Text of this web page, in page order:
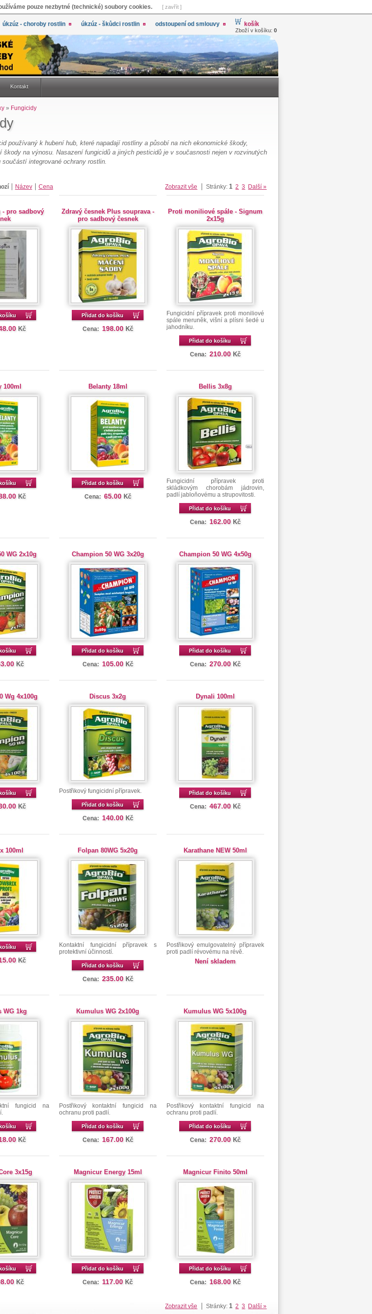
pouze nezbytné (technické) soubory cookies. [ zavřít ]
úkzúz - choroby rostlin úkzúz - škůdci rostlin odstoupení od smlouvy košík
Zboží v košíku: 0
Kontakt
» Fungicidy
používaný k hubení hub, které napadají rostliny a působí na nich ekonomické škody,
škody na výnosu. Nasazení fungicidů a jiných pesticidů je v současnosti nejen v rozvinutých
integrované ochrany rostlin.
Název Cena Zobrazit vše Stránky: 1 2 3 Další »
- pro sadbový
Kč
Zdravý česnek Plus souprava -
pro sadbový česnek
Přidat do košíku
Cena: 198.00 Kč
Proti moniliové spále - Signum
2x15g
Fungicidní přípravek proti moniliové
spále meruněk, višní a plísni šedé u
jahodníku.
Přidat do košíku
Cena: 210.00 Kč
100ml
Kč
Belanty 18ml
Přidat do košíku
Cena: 65.00 Kč
Bellis 3x8g
Fungicidní přípravek proti
skládkovým chorobám jádrovin,
padlí jabloňovému a strupovitosti.
Přidat do košíku
Cena: 162.00 Kč
WG 2x10g
Kč
Champion 50 WG 3x20g
Přidat do košíku
Cena: 105.00 Kč
Champion 50 WG 4x50g
Přidat do košíku
Cena: 270.00 Kč
Wg 4x100g
Kč
Discus 3x2g
Postřikový fungicidní přípravek.
Přidat do košíku
Cena: 140.00 Kč
Dynali 100ml
Přidat do košíku
Cena: 467.00 Kč
100ml
Kč
Folpan 80WG 5x20g
Kontaktní fungicidní přípravek s
protektivní účinností.
Přidat do košíku
Cena: 235.00 Kč
Karathane NEW 50ml
Postřikový emulgovatelný přípravek
proti padlí révovému na révě.
Není skladem
WG 1kg
fungicid na
Kč
Kumulus WG 2x100g
Postřikový kontaktní fungicid na
ochranu proti padlí.
Přidat do košíku
Cena: 167.00 Kč
Kumulus WG 5x100g
Postřikový kontaktní fungicid na
ochranu proti padlí.
Přidat do košíku
Cena: 270.00 Kč
3x15g
Kč
Magnicur Energy 15ml
Přidat do košíku
Cena: 117.00 Kč
Magnicur Finito 50ml
Přidat do košíku
Cena: 168.00 Kč
Zobrazit vše Stránky: 1 2 3 Další »